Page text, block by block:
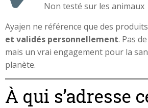
Non testé sur les animaux
Ayajen ne référence que des produits
et validés personnellement. Pas
mais un vrai engagement pour la
planète.
À qui s’adresse